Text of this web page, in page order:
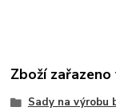
Zboží
Sady na výrobu